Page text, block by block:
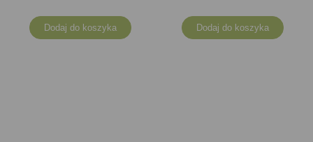
Dodaj do koszyka Dodaj do koszyka